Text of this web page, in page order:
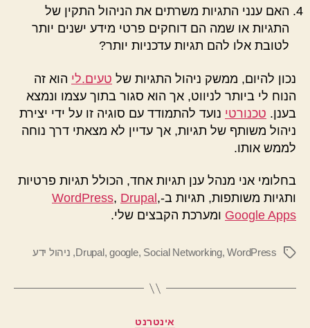
האם ענני התגיות משרתים את הניהול התקין של
התגיות או שמה הם דוחקים פרטי מידע ישנים יותר
לטובת אלו להם תגיות עדכניות יותר?
נכון להיום, ממשק ניהול התגיות של טעים.לי הוא זה
הנוח לי ביותר לניווט, אך הוא סגור בתוך עצמו ונמצא
בענן. טכנורטי נועד להתמודד עם סוגיה זו על ידי יצירת
ניהול משותף של תגיות, אך עדיין לא מצאתי דרך נוחה
לממש אותו.
בחלומי אני מנהל ענן תגיות אחד, הכולל תגיות פרטיות
ותגיות משותפות, תגיות ב-
WordPress, Drupal ,
Google Apps ומערכת הקבצים שלי.
תגיות Drupal,google, Social Networking,WordPress
, ניהול ידע
קטגוריותאינטרנט